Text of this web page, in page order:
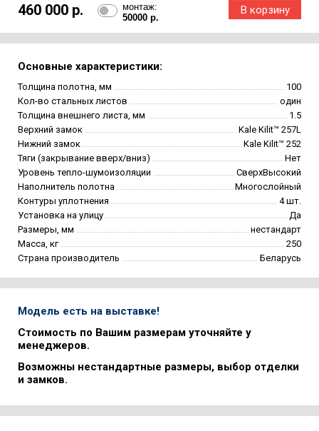
460 000 р.
монтаж:
50000 р.
Основные характеристики:
Толщина полотна, мм
100
Кол-во стальных листов
один
Толщина внешнего листа, мм
1.5
Верхний замок
Kale Kilit™ 257L
Нижний замок
Kale Kilit™ 252
Тяги (закрывание вверх/вниз)
Нет
Уровень тепло-шумоизоляции
СверхВысокий
Наполнитель полотна
Многослойный
Контуры уплотнения
4 шт.
Установка на улицу
Да
Размеры, мм
нестандарт
Масса, кг
250
Страна производитель
Беларусь
Модель есть на выставке!
Стоимость по Вашим размерам уточняйте у
менеджеров.
Возможны нестандартные размеры, выбор отделки
и замков.